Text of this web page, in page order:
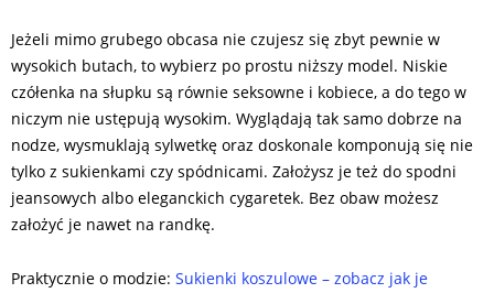
Jeżeli mimo grubego obcasa nie czujesz się zbyt pewnie w
wysokich butach, to wybierz po prostu niższy model. Niskie
czółenka na słupku są równie seksowne i kobiece, a do tego w
niczym nie ustępują wysokim. Wyglądają tak samo dobrze na
nodze, wysmuklają sylwetkę oraz doskonale komponują się nie
tylko z sukienkami czy spódnicami. Założysz je też do spodni
jeansowych albo eleganckich cygaretek. Bez obaw możesz
założyć je nawet na randkę.
Praktycznie o modzie: Sukienki koszulowe – zobacz jak je